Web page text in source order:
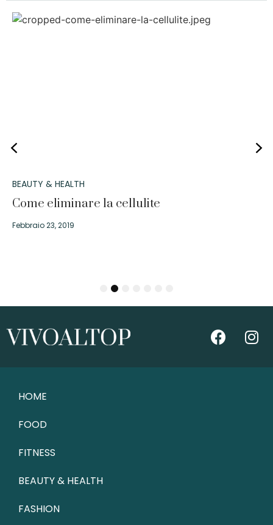
BEAUTY & HEALTH
Come eliminare la cellulite
Febbraio 23, 2019
5
HOME
FOOD
FITNESS
BEAUTY & HEALTH
FASHION